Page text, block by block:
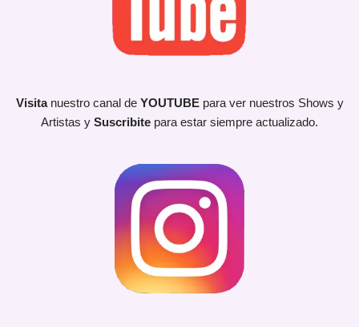
Visita nuestro canal de YOUTUBEpara ver nuestros Shows y
Artistas y Suscribite para estar siempre actualizado.